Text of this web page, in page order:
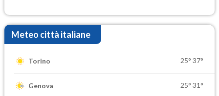
Meteo città italiane
Torino 25° 37°
Genova 25° 31°